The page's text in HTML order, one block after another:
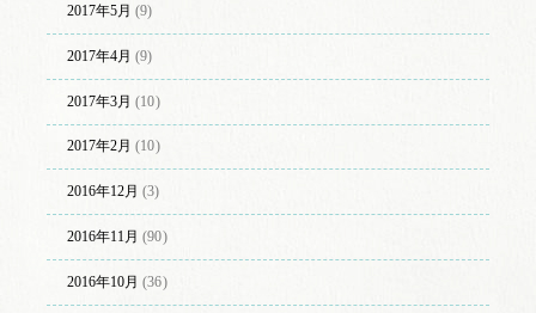
2017年5月 (9)
2017年4月 (9)
2017年3月 (10)
2017年2月 (10)
2016年12月 (3)
2016年11月 (90)
2016年10月 (36)